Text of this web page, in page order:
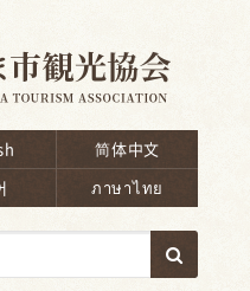
简体中文
ภาษาไทย